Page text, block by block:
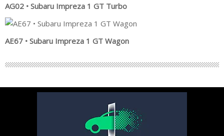
AG02 • Subaru Impreza 1 GT Turbo
AE67 • Subaru Impreza 1 GT Wagon